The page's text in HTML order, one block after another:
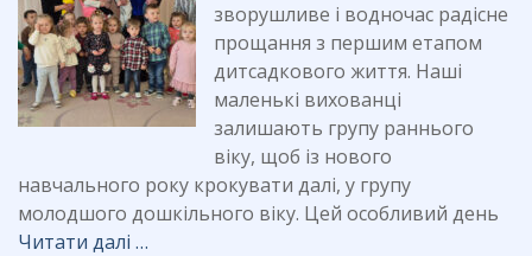
зворушливе і водночас радісне
прощання з першим етапом
дитсадкового життя. Наші
маленькі вихованці
залишають групу раннього
віку, щоб із нового
навчального року крокувати далі, у групу
молодшого дошкільного віку. Цей особливий день
Читати далі …